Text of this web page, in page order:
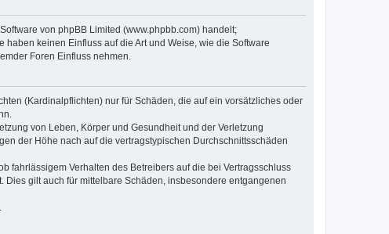
von phpBB Limited (www.phpbb.com) handelt;
keinen Einfluss auf die Art und Weise, wie die Software
Foren Einfluss nehmen.
(Kardinalpflichten) nur für Schäden, die auf ein vorsätzliches oder
von Leben, Körper und Gesundheit und der Verletzung
der Höhe nach auf die vertragstypischen Durchschnittsschäden
fahrlässigem Verhalten des Betreibers auf die bei Vertragsschluss
gilt auch für mittelbare Schäden, insbesondere entgangenen